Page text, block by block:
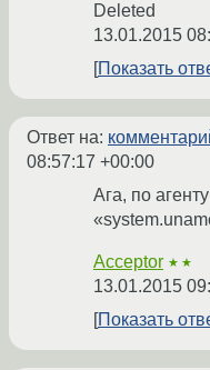
Deleted
13.01.2015
Показать
Ответ на:
08:57:17 +00:00
Ага, по
Acceptor ★★
13.01.2015
Показать